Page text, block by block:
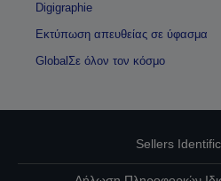
Digigraphie
Εκτύπωση απευθείας σε ύφασμα
GlobalΣε όλον τον κόσμο
Sellers